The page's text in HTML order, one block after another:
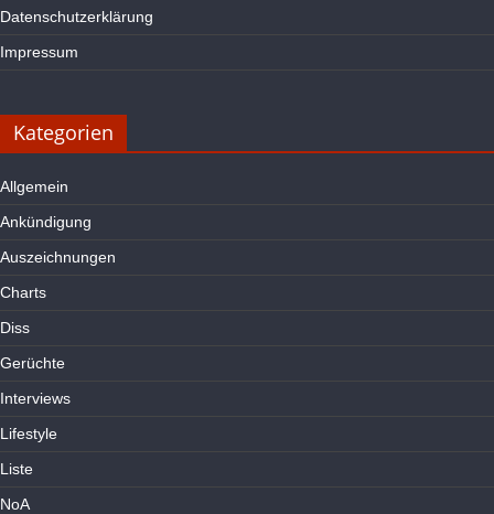
Datenschutzerklärung
Impressum
Kategorien
Allgemein
Ankündigung
Auszeichnungen
Charts
Diss
Gerüchte
Interviews
Lifestyle
Liste
NoA